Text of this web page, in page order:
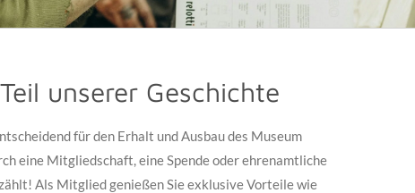
unserer Geschichte
für den Erhalt und Ausbau des Museum
eine Mitgliedschaft, eine Spende oder ehrenamtliche
Als Mitglied genießen Sie exklusive Vorteile wie